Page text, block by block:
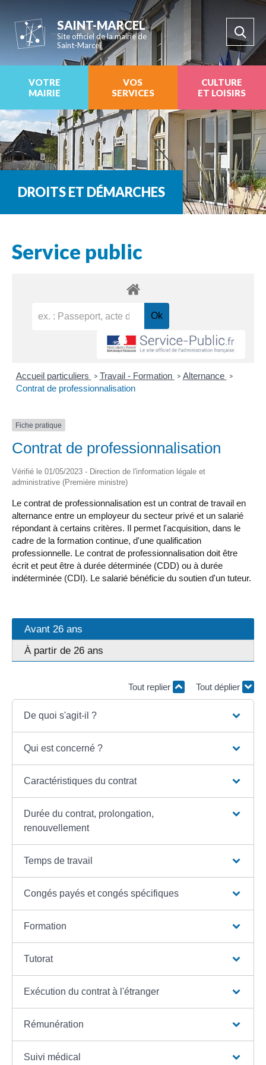
SAINT-MARCEL
Site officiel de la mairie de
Saint-Marcel
VOTRE
MAIRIE
VOS
SERVICES
CULTURE
ET LOISIRS
DROITS ET DÉMARCHES
Service public
Accueil particuliers > Travail - Formation > Alternance >
Contrat de professionnalisation
Fiche pratique
Contrat de professionnalisation
Vérifié le 01/05/2023 - Direction de l'information légale et
administrative (Première ministre)
Le contrat de professionnalisation est un contrat de travail en
alternance entre un employeur du secteur privé et un salarié
répondant à certains critères. Il permet l'acquisition, dans le
cadre de la formation continue, d'une qualification
professionnelle. Le contrat de professionnalisation doit être
écrit et peut être à durée déterminée (CDD) ou à durée
indéterminée (CDI). Le salarié bénéficie du soutien d'un tuteur.
Avant 26 ans
À partir de 26 ans
Tout replier Tout déplier
De quoi s'agit-il ?
Qui est concerné ?
Caractéristiques du contrat
Durée du contrat, prolongation,
renouvellement
Temps de travail
Congés payés et congés spécifiques
Formation
Tutorat
Exécution du contrat à l'étranger
Rémunération
Suivi médical